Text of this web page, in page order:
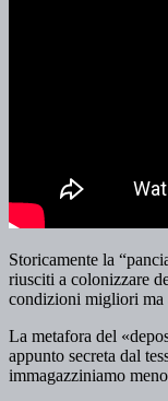
Storicamente la
riusciti a colonizzare
condizioni migliori ma
La metafora del
appunto secreta dal
immagazziniamo